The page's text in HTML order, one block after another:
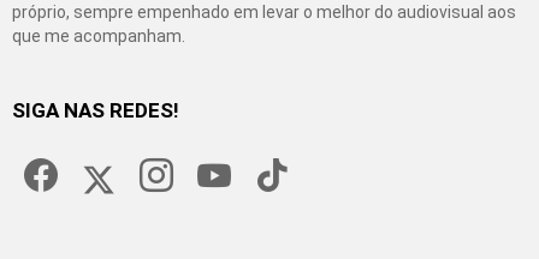
próprio, sempre empenhado em levar o melhor do audiovisual aos
que me acompanham.
SIGA NAS REDES!